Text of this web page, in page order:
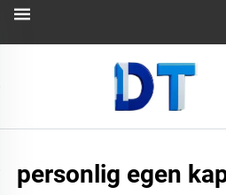
personlig egen